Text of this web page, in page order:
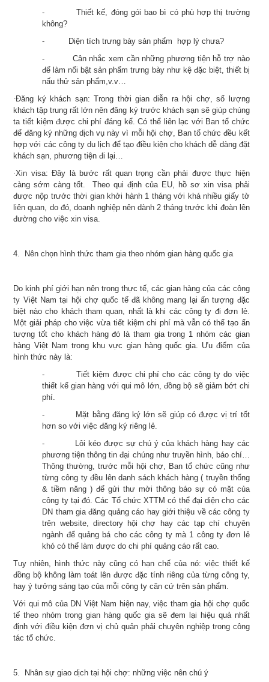
- Thiết kế, đóng gói bao bì có phù hợp thị trường
không?
- Diện tích trưng bày sản phẩm hợp lý chưa?
- Cân nhắc xem cần những phương tiện hỗ trợ nào
để làm nổi bật sản phẩm trưng bày như kệ đặc biệt, thiết bị
nấu thử sản phẩm,v.v…
·Đăng ký khách sạn:Trong thời gian diễn ra hội chợ, số lượng
khách tập trung rất lớn nên đăng ký trước khách sạn sẽ giúp chúng
ta tiết kiệm được chi phí đáng kể. Có thể liên lạc với Ban tổ chức
để đăng ký những dịch vụ này vì mỗi hội chợ, Ban tổ chức đều kết
hợp với các công ty du lịch để tạo điều kiện cho khách dễ dàng đặt
khách sạn, phương tiện đi lại…
·Xin visa:Đây là bước rất quan trọng cần phải được thực hiện
càng sớm càng tốt. Theo qui định của EU, hồ sơ xin visa phải
được nộp trước thời gian khởi hành 1 tháng với khá nhiều giấy tờ
liên quan, do đó, doanh nghiệp nên dành 2 tháng trước khi đoàn lên
đường cho việc xin visa.
4. Nên chọn hình thức tham gia theo nhóm gian hàng quốc gia
Do kinh phí giới hạn nên trong thực tế, các gian hàng của các công
ty Việt Nam tại hội chợ quốc tế đã không mang lại ấn tượng đặc
biệt nào cho khách tham quan, nhất là khi các công ty đi đơn lẻ.
Một giải pháp cho việc vừa tiết kiệm chi phí mà vẫn có thể tạo ấn
tượng tốt cho khách hàng đó là tham gia trong 1 nhóm các gian
hàng Việt Nam trong khu vực gian hàng quốc gia. Ưu điểm của
hình thức này là:
- Tiết kiệm được chi phí cho các công ty do việc
thiết kế gian hàng với qui mô lớn, đồng bộ sẽ giảm bớt chi
phí.
- Mặt bằng đăng ký lớn sẽ giúp có được vị trí tốt
hơn so với việc đăng ký riêng lẻ.
- Lôi kéo được sự chú ý của khách hàng hay các
phương tiện thông tin đại chúng như truyền hình, báo chí…
Thông thường, trước mỗi hội chợ, Ban tổ chức cũng như
từng công ty đều lên danh sách khách hàng ( truyền thống
& tiềm năng ) để gửi thư mời thông báo sự có mặt của
công ty tại đó. Các Tổ chức XTTM có thể đại diện cho các
DN tham gia đăng quảng cáo hay giới thiệu về các công ty
trên website, directory hội chợ hay các tạp chí chuyên
ngành để quảng bá cho các công ty mà 1 công ty đơn lẻ
khó có thể làm được do chi phí quảng cáo rất cao.
Tuy nhiên, hình thức này cũng có hạn chế của nó: việc thiết kế
đồng bộ không làm toát lên được đặc tính riêng của từng công ty,
hay ý tưởng sáng tạo của mỗi công ty căn cứ trên sản phẩm.
Với qui mô của DN Việt Nam hiện nay, việc tham gia hội chợ quốc
tế theo nhóm trong gian hàng quốc gia sẽ đem lại hiệu quả nhất
định với điều kiện đơn vị chủ quản phải chuyên nghiệp trong công
tác tổ chức.
5. Nhân sự giao dịch tại hội chợ: những việc nên chú ý